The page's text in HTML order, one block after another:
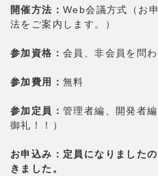
開催方法： Web会議方式（お
法をご案内します。）
参加資格： 会員、非会員を問
参加費用： 無料
参加定員： 管理者編、開発者
御礼！！）
お申込み：定員になりました
きました。